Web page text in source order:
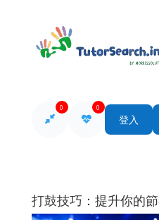
0 0
登入
打鼓技巧：提升你的